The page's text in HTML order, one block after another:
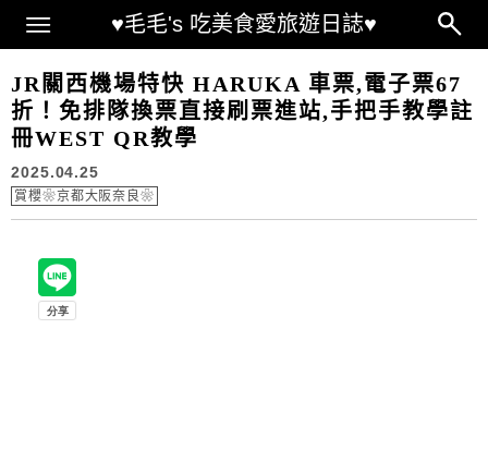
♥毛毛's 吃美食愛旅遊日誌♥
Main Menu
JR關西機場特快 HARUKA 車票,電子票67
折！免排隊換票直接刷票進站,手把手教學註
冊WEST QR教學
2025.04.25
賞櫻❀京都大阪奈良❀